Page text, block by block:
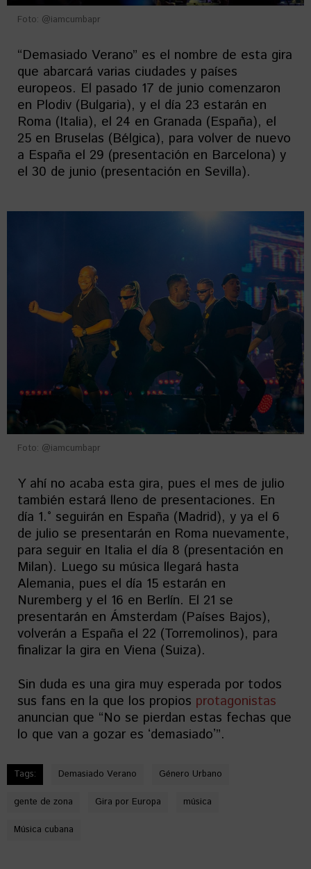
Foto: @iamcumbapr
“Demasiado Verano” es el nombre de esta gira
que abarcará varias ciudades y países
europeos. El pasado 17 de junio comenzaron
en Plodiv (Bulgaria), y el día 23 estarán en
Roma (Italia), el 24 en Granada (España), el
25 en Bruselas (Bélgica), para volver de nuevo
a España el 29 (presentación en Barcelona) y
el 30 de junio (presentación en Sevilla).
Foto: @iamcumbapr
Y ahí no acaba esta gira, pues el mes de julio
también estará lleno de presentaciones. En
día 1.° seguirán en España (Madrid), y ya el 6
de julio se presentarán en Roma nuevamente,
para seguir en Italia el día 8 (presentación en
Milan). Luego su música llegará hasta
Alemania, pues el día 15 estarán en
Nuremberg y el 16 en Berlín. El 21 se
presentarán en Ámsterdam (Países Bajos),
volverán a España el 22 (Torremolinos), para
finalizar la gira en Viena (Suiza).
Sin duda es una gira muy esperada por todos
sus fans en la que los propios protagonistas
anuncian que “No se pierdan estas fechas que
lo que van a gozar es ʻdemasiadoʼ”.
Tags: Demasiado Verano Género Urbano
gente de zona Gira por Europa música
Música cubana